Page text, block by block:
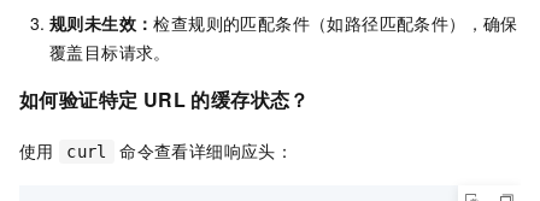
规则未生效：检查规则的匹配条件（如路径匹配条件），确保
覆盖目标请求。
如何验证特定 URL 的缓存状态？
使用 curl 命令查看详细响应头：